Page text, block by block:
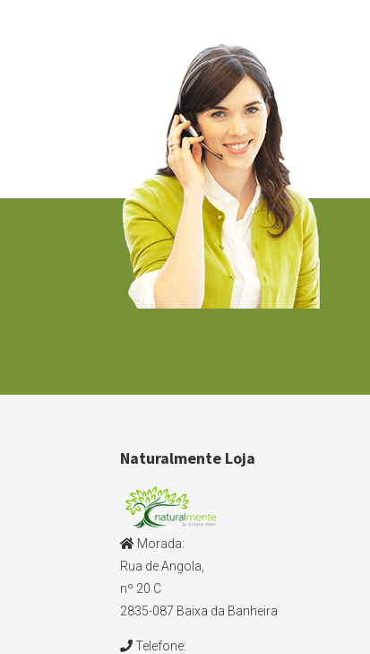
Naturalmente Loja
Morada:
Rua de Angola,
nº 20 C
2835-087 Baixa da Banheira
Telefone: